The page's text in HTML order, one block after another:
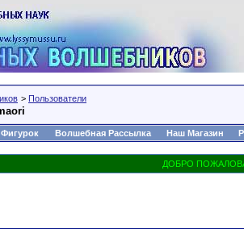
> Пользователи
Волшебная Рассылка Наш Магазин